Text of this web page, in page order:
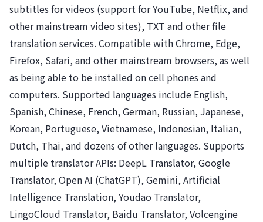
subtitles for videos (support for YouTube, Netflix, and
other mainstream video sites), TXT and other file
translation services. Compatible with Chrome, Edge,
Firefox, Safari, and other mainstream browsers, as well
as being able to be installed on cell phones and
computers. Supported languages include English,
Spanish, Chinese, French, German, Russian, Japanese,
Korean, Portuguese, Vietnamese, Indonesian, Italian,
Dutch, Thai, and dozens of other languages. Supports
multiple translator APIs: DeepL Translator, Google
Translator, Open AI (ChatGPT), Gemini, Artificial
Intelligence Translation, Youdao Translator,
LingoCloud Translator, Baidu Translator, Volcengine